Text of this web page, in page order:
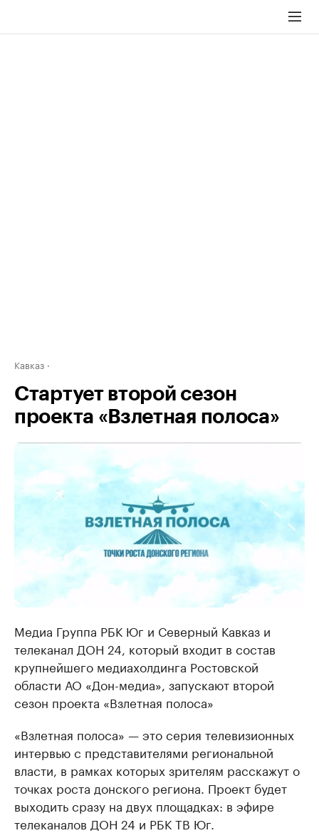
Кавказ
Стартует второй сезон
проекта «Взлетная полоса»
Медиа Группа РБК Юг и Северный Кавказ и
телеканал ДОН 24, который входит в состав
крупнейшего медиахолдинга Ростовской
области АО «Дон-медиа», запускают второй
сезон проекта «Взлетная полоса»
«Взлетная полоса» — это серия телевизионных
интервью с представителями региональной
власти, в рамках которых зрителям расскажут о
точках роста донского региона. Проект будет
выходить сразу на двух площадках: в эфире
телеканалов ДОН 24 и РБК ТВ Юг.